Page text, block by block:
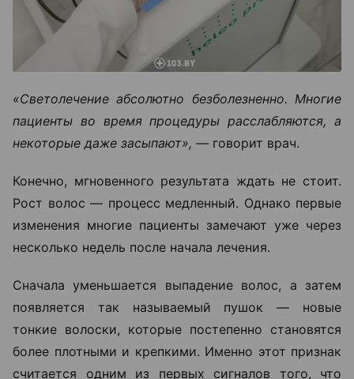
«Светолечение абсолютно безболезненно. Многие
пациенты во время процедуры расслабляются, а
некоторые даже засыпают», — говорит врач.
Конечно, мгновенного результата ждать не стоит.
Рост волос — процесс медленный. Однако первые
изменения многие пациенты замечают уже через
несколько недель после начала лечения.
Сначала уменьшается выпадение волос, а затем
появляется так называемый пушок — новые
тонкие волоски, которые постепенно становятся
более плотными и крепкими. Именно этот признак
считается одним из первых сигналов того, что